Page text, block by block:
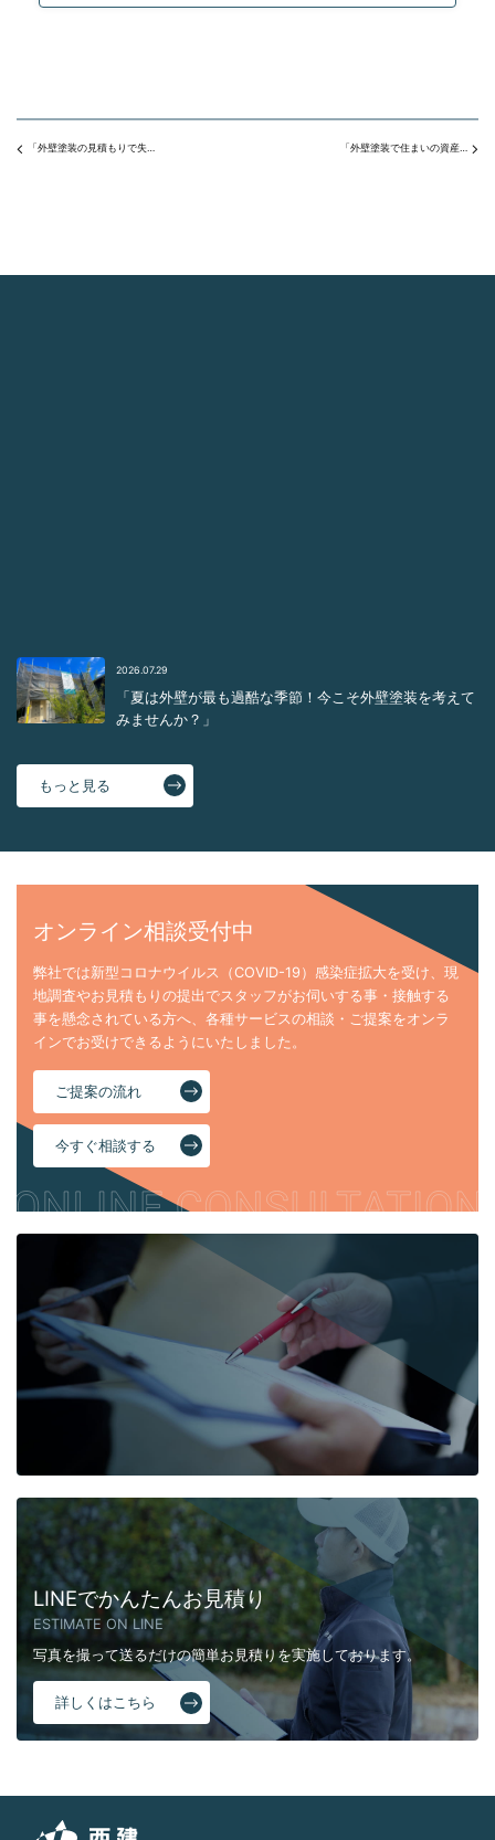
「外壁塗装の見積もりで失敗しないために！必ず確認したい4つのポイント」 「外壁塗装で住まいの資産価値を守る！大切な家を長持ちさせるポイント」
2026.07.29
「夏は外壁が最も過酷な季節！今こそ外壁塗装を考えて
みませんか？」
もっと見る
オンライン相談受付中
弊社では新型コロナウイルス（COVID-19）感染症拡大を受け、現
地調査やお見積もりの提出でスタッフがお伺いする事・接触する
事を懸念されている方へ、各種サービスの相談・ご提案をオンラ
インでお受けできるようにいたしました。
ご提案の流れ
今すぐ相談する
LINEでかんたんお見積り
ESTIMATE ON LINE
写真を撮って送るだけの簡単お見積りを実施しております。
詳しくはこちら